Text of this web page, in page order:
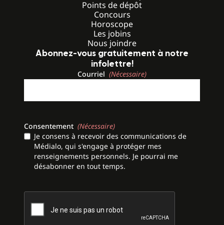
Points de dépôt
Concours
Horoscope
Les jobins
Nous joindre
Abonnez-vous gratuitement à notre
infolettre!
Courriel (Nécessaire)
Consentement (Nécessaire)
Je consens à recevoir des communications de
Médialo, qui s'engage à protéger mes
renseignements personnels. Je pourrai me
désabonner en tout temps.
CAPTCHA